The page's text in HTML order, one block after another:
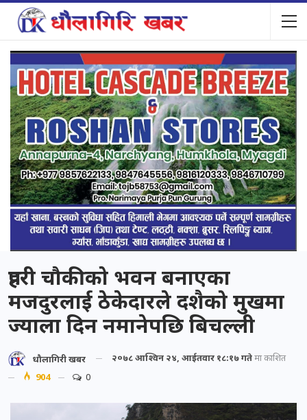
प्रहरी चौकीको भवन बनाएका
मजदुरलाई ठेकेदारले दशैको मुखमा
ज्याला दिन नमानेपछि बिचल्ली
धौलागिरी खबर २०७८ आश्विन २४, आईतवार १८:१७ गतेमा प्रकाशित
904
0